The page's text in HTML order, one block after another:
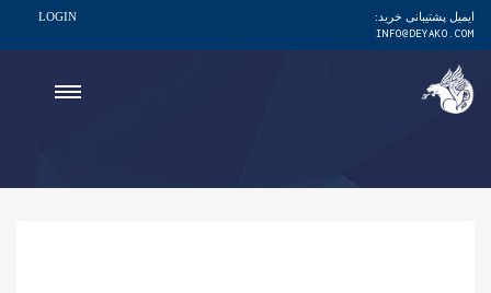
ایمیل پشتیبانی خرید:
INFO@DEYAKO.COM
LOGIN